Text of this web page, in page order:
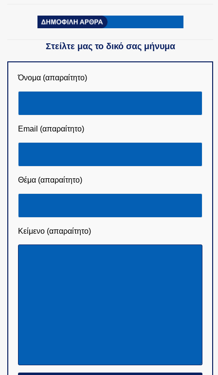
Στείλτε μας το δικό σας μήνυμα
Όνομα (απαραίτητο)
Email (απαραίτητο)
Θέμα (απαραίτητο)
Κείμενο (απαραίτητο)